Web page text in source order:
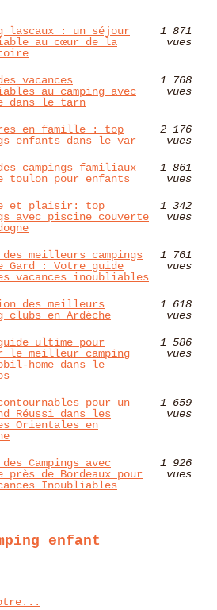
lascaux : un séjour
au cœur de la
1 871
vues
vacances
au camping avec
dans le tarn
1 768
vues
en famille : top
enfants dans le var
2 176
vues
campings familiaux
toulon pour enfants
1 861
vues
et plaisir: top
avec piscine couverte
1 342
vues
des meilleurs campings
Gard : Votre guide
vacances inoubliables
1 761
vues
des meilleurs
clubs en Ardèche
1 618
vues
ultime pour
le meilleur camping
home dans le
1 586
vues
pour un
Réussi dans les
Orientales en
1 659
vues
Campings avec
près de Bordeaux pour
Inoubliables
1 926
vues
enfant